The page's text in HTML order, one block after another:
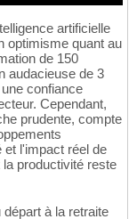
artificielle
optimisme quant au
de 150
audacieuse de 3
confiance
Cependant,
prudente, compte
et l'impact réel de
productivité reste
départ à la retraite